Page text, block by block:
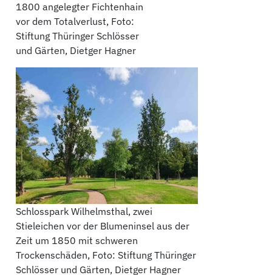
1800 angelegter Fichtenhain
vor dem Totalverlust, Foto:
Stiftung Thüringer Schlösser
und Gärten, Dietger Hagner
Schlosspark Wilhelmsthal, zwei
Stieleichen vor der Blumeninsel aus der
Zeit um 1850 mit schweren
Trockenschäden, Foto: Stiftung Thüringer
Schlösser und Gärten, Dietger Hagner